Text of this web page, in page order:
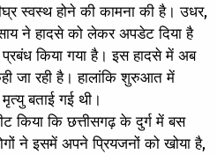
स्वस्थ होने की कामना की है। उधर,
ने हादसे को लेकर अपडेट दिया है
किया गया है। इस हादसे में अब
जा रही है। हालांकि शुरुआत में
बताई गई थी।
किया कि छत्तीसगढ़ के दुर्ग में बस
ने इसमें अपने प्रियजनों को खोया है,